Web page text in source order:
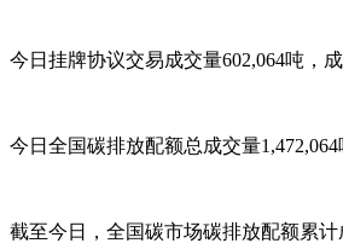
今日挂牌协议交易成交量602,064吨，
今日全国碳排放配额总成交量1,472,064
截至今日，全国碳市场碳排放配额累计